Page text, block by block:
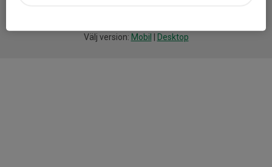
Välj version: Mobil Desktop